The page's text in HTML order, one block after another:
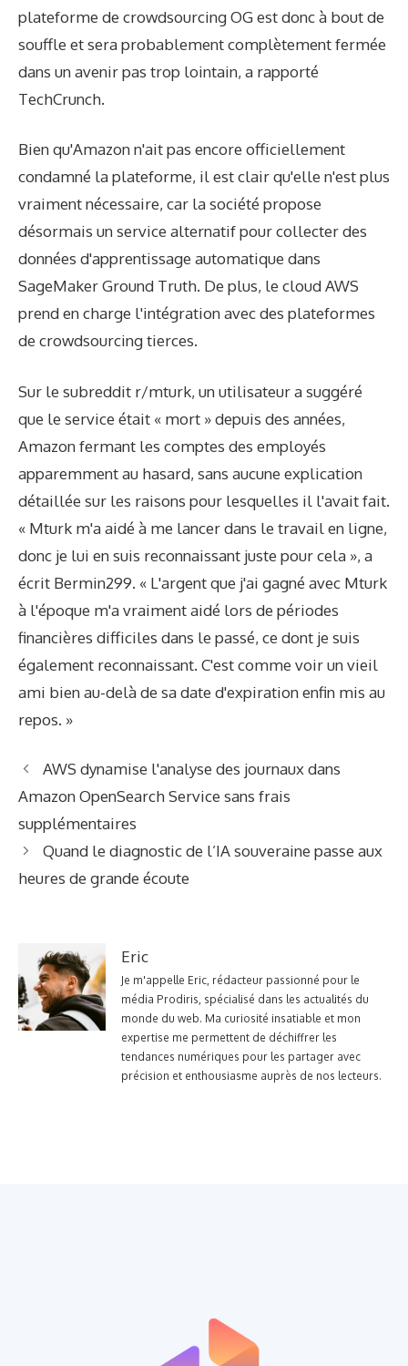
plateforme de crowdsourcing OG est donc à bout de
souffle et sera probablement complètement fermée
dans un avenir pas trop lointain, a rapporté
TechCrunch.
Bien qu'Amazon n'ait pas encore officiellement
condamné la plateforme, il est clair qu'elle n'est plus
vraiment nécessaire, car la société propose
désormais un service alternatif pour collecter des
données d'apprentissage automatique dans
SageMaker Ground Truth. De plus, le cloud AWS
prend en charge l'intégration avec des plateformes
de crowdsourcing tierces.
Sur le subreddit r/mturk, un utilisateur a suggéré
que le service était « mort » depuis des années,
Amazon fermant les comptes des employés
apparemment au hasard, sans aucune explication
détaillée sur les raisons pour lesquelles il l'avait fait.
« Mturk m'a aidé à me lancer dans le travail en ligne,
donc je lui en suis reconnaissant juste pour cela », a
écrit Bermin299. « L'argent que j'ai gagné avec Mturk
à l'époque m'a vraiment aidé lors de périodes
financières difficiles dans le passé, ce dont je suis
également reconnaissant. C'est comme voir un vieil
ami bien au-delà de sa date d'expiration enfin mis au
repos. »
AWS dynamise l'analyse des journaux dans
Amazon OpenSearch Service sans frais
supplémentaires
Quand le diagnostic de l’IA souveraine passe aux
heures de grande écoute
Eric
Je m'appelle Eric, rédacteur passionné pour le
média Prodiris, spécialisé dans les actualités du
monde du web. Ma curiosité insatiable et mon
expertise me permettent de déchiffrer les
tendances numériques pour les partager avec
précision et enthousiasme auprès de nos lecteurs.